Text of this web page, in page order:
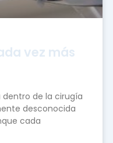
vez más
de la cirugía
desconocida
cada